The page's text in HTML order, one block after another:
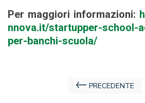
Per maggiori informazioni:
nnova.it/startupper-school-
per-banchi-scuola/
Navigazione
PRECEDENTE